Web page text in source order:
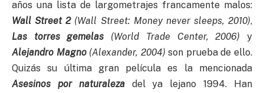
años una lista de largometrajes francamente malos:
Wall Street 2 (Wall Street: Money never sleeps, 2010),
Las torres gemelas
(World Trade Center, 2006) y
Alejandro Magno (Alexander, 2004) son prueba de ello.
Quizás su última gran película es la mencionada
Asesinos por naturalezadel ya lejano 1994. Han